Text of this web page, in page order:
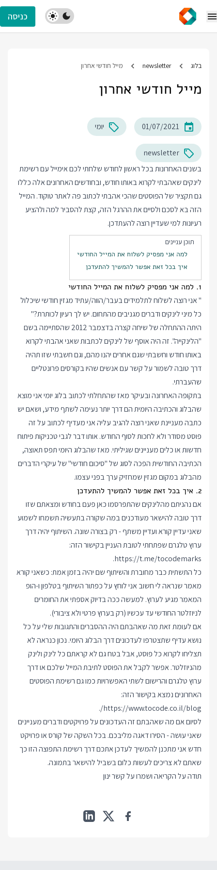
כניסה
בלוג newsletter מייל חודשי אחרון
מייל חודשי אחרון
01/07/2021 יומי
newsletter
בשנים האחרונות בכל ראשון לחודש שלחתי לכם אימייל עם רשימת
לינקים שאהבתי לקרוא באותו חודש, ובחודשים האחרונים אלה כללו
גם תקציר של הפוסטים שהכי אהבתי לכתוב פה לאתר טוקוד. המייל
הזה בא לסכם ולסיים את ההרגל הזה, קצת להסביר למה ולהציע
רעיונות למי שעדיין רוצה להעתדכן.
תוכן עניינים
למה אני מפסיק לשלוח את המייל החודשי
איך בכל זאת אפשר להמשיך להתעדכן
1. למה אני מפסיק לשלוח את המייל החודשי
" ‫אני רוצה לשלוח לתלמידים בעבר/הווה/עתיד מגזין חודשי‬ שיכלול
כל מיני לינקים ודברים מגניבים מהתחום. יש לך רעיון לכותרת?"
היתה ההתחלה של שיחה קצרה בדצמבר 2012 שהסתיימה בשם
"הלינקייה". זה היה אוסף של לינקים לכתבות שאני אהבתי לקרוא
באותו חודש וחשבתי שגם אחרים יהנו מהם, וגם חשבתי שזו תהיה
דרך טובה לשמור על קשר עם אנשים שהיו בקורסים פרונטליים
שהעברתי.
בתקופה האחרונה ובעיקר מאז שהתחלתי לכתוב בלוג יומי אני מוצא
שהבלוג והכתיבה היומית הם דרך יותר נעימה לשתף מידע, ושאם יש
כתבה מעניינת שאני רוצה להגיב עליה אני מעדיף לכתוב על זה
פוסט מסודר ולא לחכות לסוף החודש. אותו דבר לגבי טכניקות פיתוח
חדשות או כלים מעניינים שגיליתי. מאז שהבלוג היומי תפס תאוצה,
הכתיבה החודשית הפכה לסוג של "סיכום חודשי" של עיקרי הדברים
מהבלוג במקום מגזין שמחזיק ערך בפני עצמו.
2. איך בכל זאת אפשר להמשיך להתעדכן
אם נהניתם מהלינקים שהתפרסמו כאן פעם בחודש ומצאתם שזו
דרך טובה להישאר מעודכנים במה שקורה בתעשיה תשמחו לשמוע
שאני עדיין קורא ועדיין משתף - רק בצורה שונה. השיתוף יהיה דרך
ערוץ טלגרם שפתחתי לטובת העניין בקישור הזה:
https://t.me/tocodemarks
.
כל התשתית כבר מחוברת והשיתוף שם יהיה בזמן אמת: כשאני קורא
מאמר שנראה לי חשוב אני לוחץ על כפתור השיתוף בטלפון ו-הופ
המאמר מגיע לערוץ. למעשה ככה בדיוק אספתי את החומרים
לניוזלטר החודשי עד עכשיו (רק בערוץ פרטי ולא ציבורי).
אם לעומת זאת מה שאהבתם היה ההסברים והתגובות שלי על כל
נושא עדיף שתצטרפו לעדכונים דרך הבלוג היומי. נכון כנראה לא
תצליחו לקרוא כל פוסט, אבל בטח גם לא קראתם כל לינק ולינק
מהניוזלטר. אפשר לקבל את הפוסט לתיבת המייל שלכם או דרך
ערוץ טלגרם והרישום לשתי האפשרויות כמו גם רשימת הפוסטים
האחרונים נמצא בקישור הזה:
https://www.tocode.co.il/blog/
.
לסיום אם מה שאהבתם זה העדכונים על פרויקטים ודברים מעניינים
שאני עושה - הסירו דאגה מליבכם. בכל השקה של קורס או פרויקט
חדש אני מתכנן להמשיך לעדכן אתכם דרך רשימת התפוצה הזו כך
שאתם לא צריכים לעשות כלום בשביל להישאר בתמונה.
תודה על הקריאה ושמרו על קשר ינון